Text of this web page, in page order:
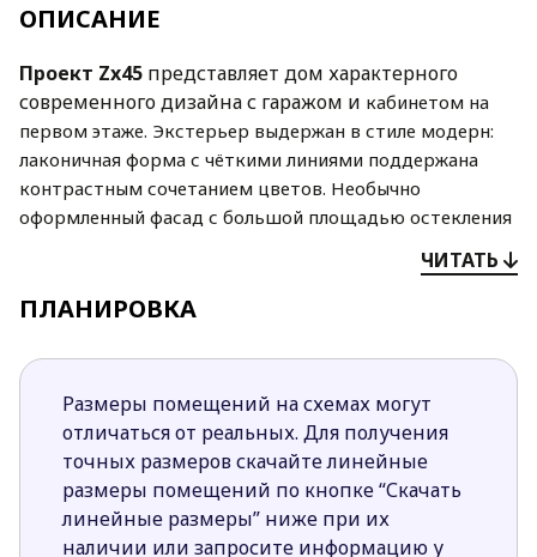
ОПИСАНИЕ
Проект Zx45 представляет дом характерного
современного дизайна с гаражом и кабинетом на
первом этаже. Экстерьер выдержан в стиле модерн:
лаконичная форма с чёткими линиями поддержана
контрастным сочетанием цветов. Необычно
оформленный фасад с большой площадью остекления
проекту особый урбанистический шарм.
Первый этаж отдан под дневную зону. В дальней
примыкает наполовину закрытая кухня. У общей
стены со стороны столовой устроен камин. Напротив
кухни через коридор расположен кабинет. Также
здесьпредусмотрена общая ванная. Ночная зона
спланирована на втором уровне. Одна изспален имеет
собственную ванную и гардероб. Для двух других
предусмотрена общаягардеробная и ванная с
ЧИТАТЬ
ПЛАНИРОВКА
Размеры помещений на схемах могут
отличаться от реальных. Для получения
точных размеров скачайте линейные
размеры помещений по кнопке “Скачать
линейные размеры” ниже при их
наличии или запросите информацию у